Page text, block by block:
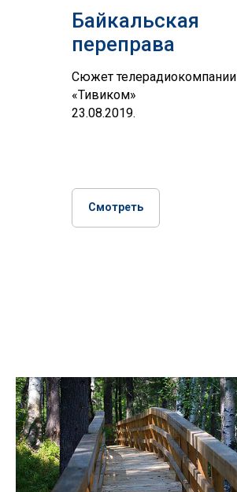
Байкальская
переправа
Сюжет телерадиокомпании
«Тивиком»
23.08.2019.
Смотреть